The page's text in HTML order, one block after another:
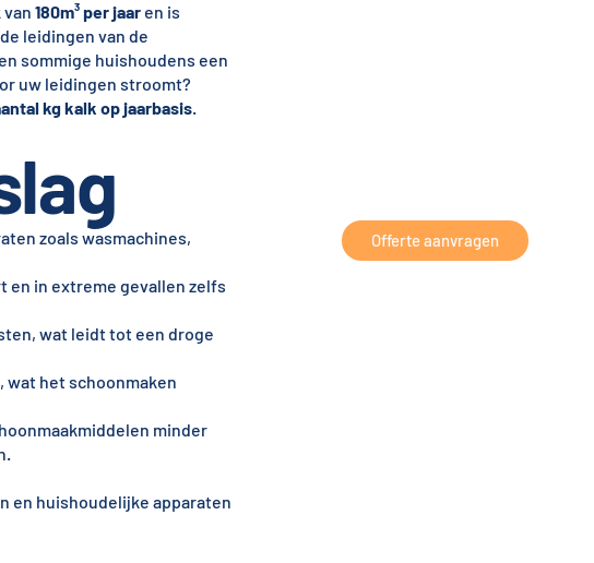
180m³ per jaaren is
leidingen van de
sommige huishoudens een
uw leidingen stroomt?
kg kalk op jaarbasis.
zoals wasmachines,
en in extreme gevallen zelfs
wat leidt tot een droge
wat het schoonmaken
minder
en huishoudelijke apparaten
Offerte aanvragen